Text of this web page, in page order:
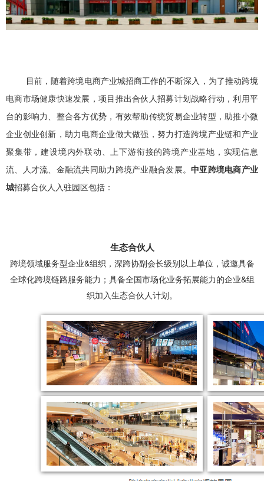
目前，随着跨境电商产业城招商工作的不断深入，为了推动跨境
电商市场健康快速发展，项目推出合伙人招募计划战略行动，利用平
台的影响力、整合各方优势，有效帮助传统贸易企业转型，助推小微
企业创业创新，助力电商企业做大做强，努力打造跨境产业链和产业
聚集带，建设境内外联动、上下游衔接的跨境产业基地，实现信息
流、人才流、金融流共同助力跨境产业融合发展。中亚跨境电商产业
城招募合伙人入驻园区包括：
生态合伙人
跨境领域服务型企业&组织，深跨协副会长级别以上单位，诚邀具备
全球化跨境链路服务能力；具备全国市场化业务拓展能力的企业&组
织加入生态合伙人计划。